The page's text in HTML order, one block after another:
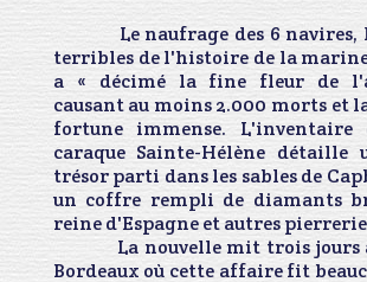
Le naufrage des 6 navires,
terribles de l'histoire de la
a « décimé la fine fleur de
causant au moins 2.000 morts et
fortune immense. L'inventaire
caraque Sainte-Hélène détaille
trésor parti dans les sables de
un coffre rempli de diamants
reine d'Espagne et autres
La nouvelle mit trois jours
Bordeaux où cette affaire fit